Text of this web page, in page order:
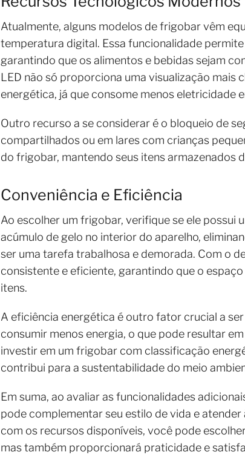
Atualmente, alguns modelos de frigobar vêm
temperatura digital. Essa funcionalidade
garantindo que os alimentos e bebidas sejam
LED não só proporciona uma visualização
energética, já que consome menos eletricidade
Outro recurso a se considerar é o bloqueio de
compartilhados ou em lares com crianças
do frigobar, mantendo seus itens armazenados
Conveniência e Eficiência
Ao escolher um frigobar, verifique se ele
acúmulo de gelo no interior do aparelho,
ser uma tarefa trabalhosa e demorada. Com o
consistente e eficiente, garantindo que o
itens.
A eficiência energética é outro fator crucial a
consumir menos energia, o que pode resultar
investir em um frigobar com classificação
contribui para a sustentabilidade do meio
Em suma, ao avaliar as funcionalidades
pode complementar seu estilo de vida e
com os recursos disponíveis, você pode
mas também proporcionará praticidade e